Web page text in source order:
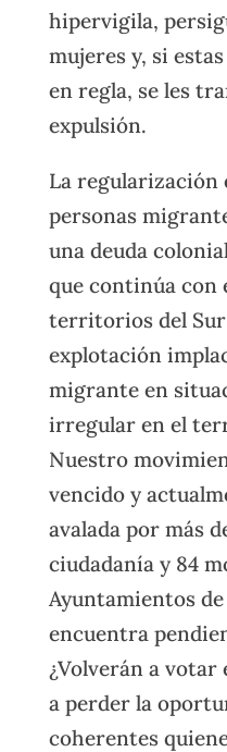
hipervigila,
mujeres y, si
en regla, se les
expulsión.
La
personas
una deuda
que continúa con
territorios del Sur
explotación
migrante en
irregular en el
Nuestro
vencido y
avalada por más
ciudadanía y 84
Ayuntamientos
encuentra
¿Volverán a votar
a perder la
coherentes